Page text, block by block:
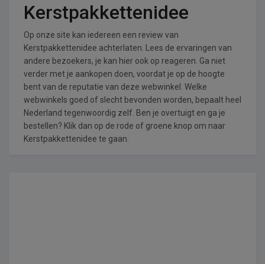
Kerstpakkettenidee
Op onze site kan iedereen een review van
Kerstpakkettenidee achterlaten. Lees de ervaringen van
andere bezoekers, je kan hier ook op reageren. Ga niet
verder met je aankopen doen, voordat je op de hoogte
bent van de reputatie van deze webwinkel. Welke
webwinkels goed of slecht bevonden worden, bepaalt heel
Nederland tegenwoordig zelf. Ben je overtuigt en ga je
bestellen? Klik dan op de rode of groene knop om naar
Kerstpakkettenidee te gaan.